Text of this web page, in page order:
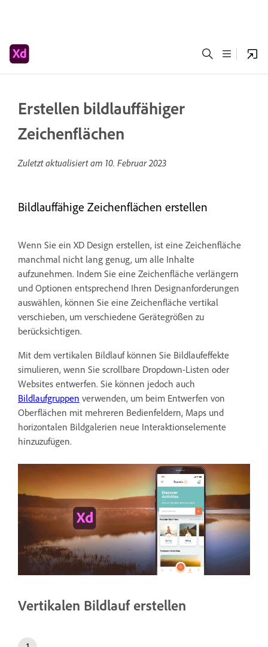
Erstellen bildlauffähiger
Zeichenflächen
Zuletzt aktualisiert am 10. Februar 2023
Bildlauffähige Zeichenflächen erstellen
Wenn Sie ein XD Design erstellen, ist eine Zeichenfläche
manchmal nicht lang genug, um alle Inhalte
aufzunehmen. Indem Sie eine Zeichenfläche verlängern
und Optionen entsprechend Ihren Designanforderungen
auswählen, können Sie eine Zeichenfläche vertikal
verschieben, um verschiedene Gerätegrößen zu
berücksichtigen.
Mit dem vertikalen Bildlauf können Sie Bildlaufeffekte
simulieren, wenn Sie scrollbare Dropdown-Listen oder
Websites entwerfen. Sie können jedoch auch
Bildlaufgruppen verwenden, um beim Entwerfen von
Oberflächen mit mehreren Bedienfeldern, Maps und
horizontalen Bildgalerien neue Interaktionselemente
hinzuzufügen.
Vertikalen Bildlauf erstellen